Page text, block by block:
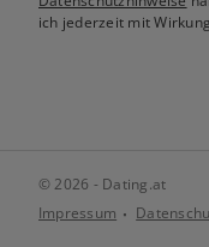
ich jederzeit mit
© 2026 - Dating.at
Impressum